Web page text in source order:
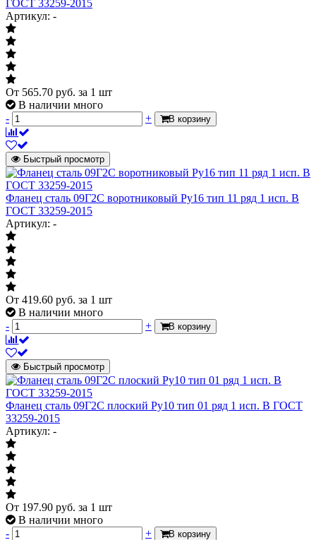
ГОСТ 33259-2015
Артикул: -
От 565.70 руб. за 1 шт
В наличии много
-
+ В корзину
Быстрый просмотр
Фланец сталь 09Г2С воротниковый Ру16 тип 11 ряд 1 исп. B
ГОСТ 33259-2015
Артикул: -
От 419.60 руб. за 1 шт
В наличии много
-
+ В корзину
Быстрый просмотр
Фланец сталь 09Г2С плоский Ру10 тип 01 ряд 1 исп. B ГОСТ
33259-2015
Артикул: -
От 197.90 руб. за 1 шт
В наличии много
-
+ В корзину